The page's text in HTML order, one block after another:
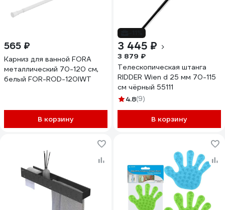
565 ₽
Карниз для ванной FORA
металлический 70-120 см,
белый FOR-ROD-120IWT
В корзину
3 445 ₽
3 879 ₽
Телескопическая штанга
RIDDER Wien d 25 мм 70-115
см чёрный 55111
4.8(9)
В корзину